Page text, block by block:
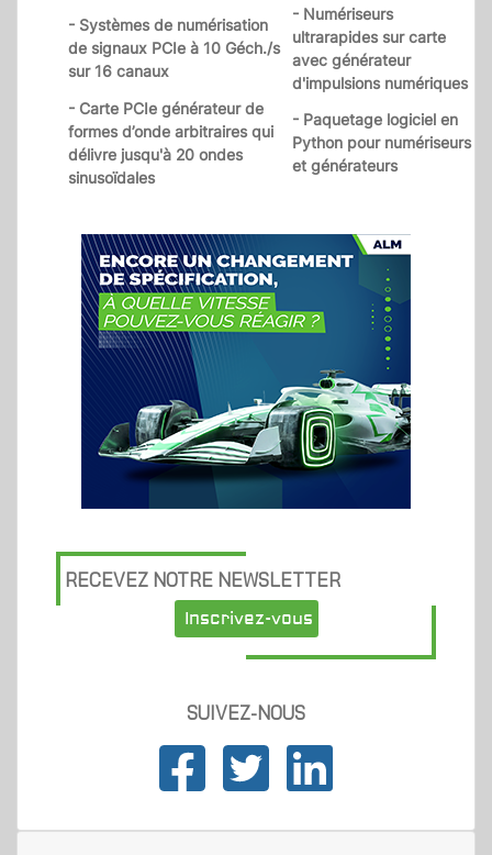
- Systèmes de numérisation
de signaux PCIe à 10 Géch./s
sur 16 canaux
- Numériseurs
ultrarapides sur carte
avec générateur
d'impulsions numériques
- Carte PCIe générateur de
formes d’onde arbitraires qui
délivre jusqu'à 20 ondes
sinusoïdales
- Paquetage logiciel en
Python pour numériseurs
et générateurs
RECEVEZ NOTRE NEWSLETTER
Inscrivez-vous
SUIVEZ-NOUS